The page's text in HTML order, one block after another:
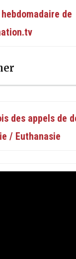
de
des appels de
/ Euthanasie